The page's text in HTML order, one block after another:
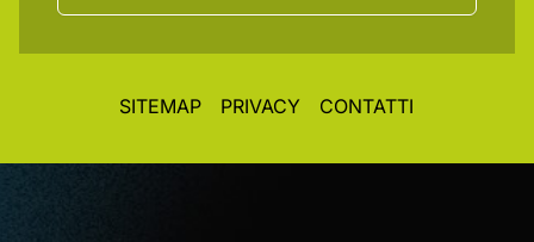
SITEMAP PRIVACY CONTATTI